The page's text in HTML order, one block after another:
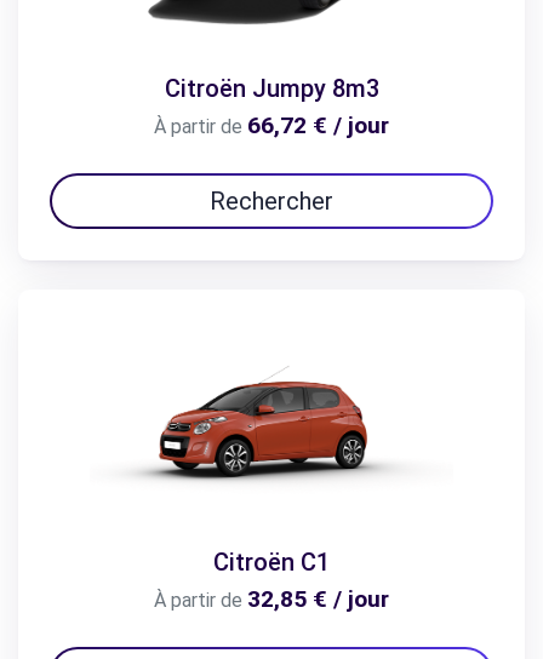
Citroën Jumpy 8m3
À partir de 66,72 € / jour
Rechercher
Citroën C1
À partir de 32,85 € / jour